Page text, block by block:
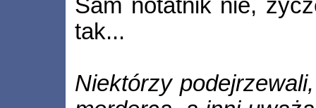
Sam notatnik nie,
tak...
Niektórzy